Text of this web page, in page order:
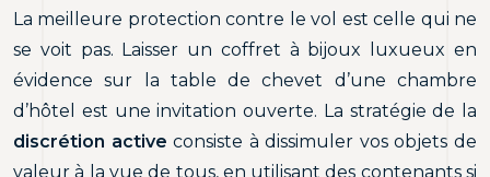
La meilleure protection contre le vol est celle qui ne
se voit pas. Laisser un coffret à bijoux luxueux en
évidence sur la table de chevet d’une chambre
d’hôtel est une invitation ouverte. La stratégie de la
discrétion active consiste à dissimuler vos objets de
valeur à la vue de tous, en utilisant des contenants si